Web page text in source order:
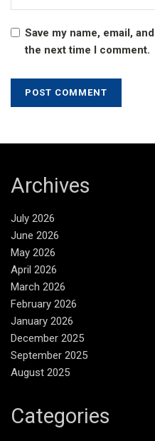
Save my name, email,
the next time I comment.
Archives
July 2026
June 2026
May 2026
April 2026
March 2026
February 2026
January 2026
December 2025
September 2025
August 2025
Categories